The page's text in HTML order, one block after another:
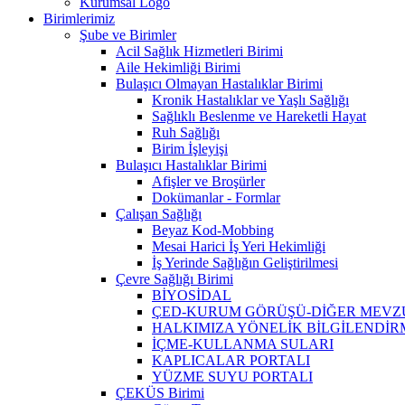
Birimlerimiz
Şube ve Birimler
Acil Sağlık Hizmetleri Birimi
Aile Hekimliği Birimi
Bulaşıcı Olmayan Hastalıklar Birimi
Kronik Hastalıklar ve Yaşlı Sağlığı
Sağlıklı Beslenme ve Hareketli Hayat
Ruh Sağlığı
Birim İşleyişi
Bulaşıcı Hastalıklar Birimi
Afişler ve Broşürler
Dokümanlar - Formlar
Çalışan Sağlığı
Beyaz Kod-Mobbing
Mesai Harici İş Yeri Hekimliği
İş Yerinde Sağlığın Geliştirilmesi
Çevre Sağlığı Birimi
BİYOSİDAL
ÇED-KURUM GÖRÜŞÜ-DİĞER
HALKIMIZA YÖNELİK
İÇME-KULLANMA SULARI
KAPLICALAR PORTALI
YÜZME SUYU PORTALI
ÇEKÜS Birimi